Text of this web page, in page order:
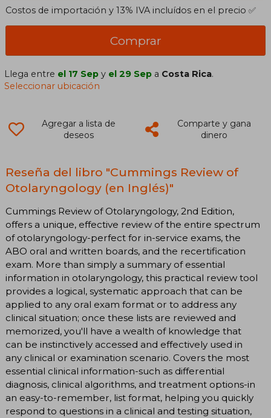
Costos de importación y 13% IVA incluídos en el precio ✅
Comprar
Llega entre el 17 Sep y el 29 Sep a Costa Rica.
Seleccionar ubicación
Agregar a lista de
deseos
Comparte y gana
dinero
Reseña del libro "Cummings Review of
Otolaryngology (en Inglés)"
Cummings Review of Otolaryngology, 2nd Edition,
offers a unique, effective review of the entire spectrum
of otolaryngology-perfect for in-service exams, the
ABO oral and written boards, and the recertification
exam. More than simply a summary of essential
information in otolaryngology, this practical review tool
provides a logical, systematic approach that can be
applied to any oral exam format or to address any
clinical situation; once these lists are reviewed and
memorized, you'll have a wealth of knowledge that
can be instinctively accessed and effectively used in
any clinical or examination scenario. Covers the most
essential clinical information-such as differential
diagnosis, clinical algorithms, and treatment options-in
an easy-to-remember, list format, helping you quickly
respond to questions in a clinical and testing situation,